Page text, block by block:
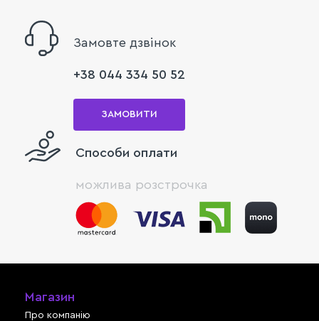
Замовте дзвінок
+38 044 334 50 52
ЗАМОВИТИ
Способи оплати
можлива розстрочка
Магазин
Про компанію